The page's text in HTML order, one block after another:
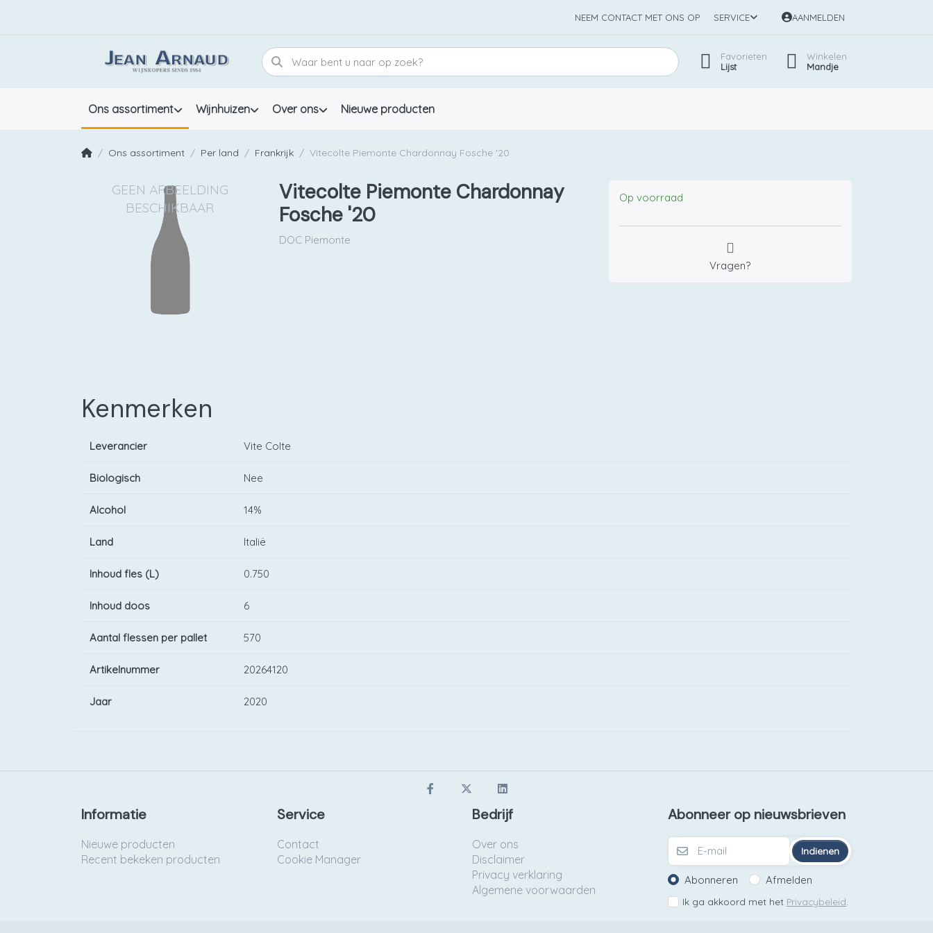
NEEM CONTACT MET ONS OP SERVICE AANMELDEN
Favorieten
Lijst
Winkelen
Mandje
Ons assortiment Wijnhuizen Over ons Nieuwe producten
Ons assortiment Per land Frankrijk Vitecolte Piemonte Chardonnay Fosche '20
Vitecolte Piemonte Chardonnay
Fosche '20
DOC Piemonte
Op voorraad
Vragen?
Kenmerken
Leverancier Vite Colte
Biologisch Nee
Alcohol 14%
Land Italië
Inhoud fles (L) 0.750
Inhoud doos 6
Aantal flessen per pallet 570
Artikelnummer 20264120
Jaar 2020
Informatie
Nieuwe producten
Recent bekeken producten
Service
Contact
Cookie Manager
Bedrijf
Over ons
Disclaimer
Privacy verklaring
Algemene voorwaarden
Abonneer op nieuwsbrieven
Indienen
Abonneren Afmelden
Ik ga akkoord met het Privacybeleid